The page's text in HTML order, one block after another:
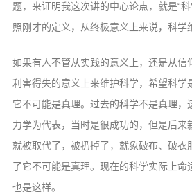
题，来证明我这次讲的中心论点，就是“
照刚才的定义，从终极意义上来说，科学
如果有人不管从实践的意义上，还是从信
利害得失的意义上来维护科学，希望科学
它不可能是真理。过去的科学不是真理，
力学为代表，当时是很成功的，但是后来
就被取代了，被扔掉了，就象破布、破衣
了它不可能是真理。现在的科学实际上命
也是这样。